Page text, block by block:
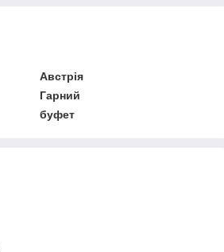
Австрія
Гарний
буфет